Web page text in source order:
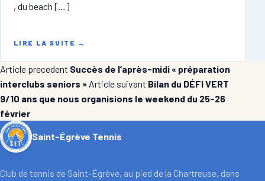
, du beach […]
LIRE LA SUITE →
Article precedent Succès de l’après-midi « préparation
interclubs seniors » Article suivant Bilan du DÉFI VERT
9/10 ans que nous organisions le weekend du 25-26
février
Saint-Égrève Tennis
Club de tennis de Saint-Égrève, au pied de la Chartreuse, dans